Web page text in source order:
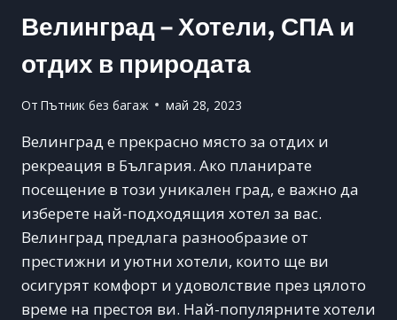
Велинград – Хотели, СПА и
отдих в природата
От Пътник без багаж май 28, 2023
Велинград е прекрасно място за отдих и
рекреация в България. Ако планирате
посещение в този уникален град, е важно да
изберете най-подходящия хотел за вас.
Велинград предлага разнообразие от
престижни и уютни хотели, които ще ви
осигурят комфорт и удоволствие през цялото
време на престоя ви. Най-популярните хотели